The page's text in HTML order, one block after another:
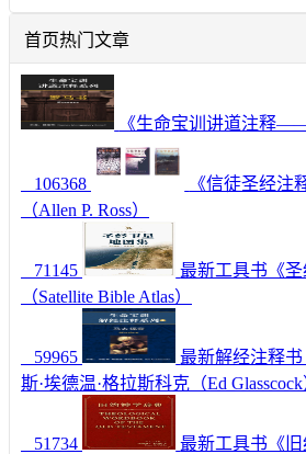
首页热门文章
《生命宝训讲道注释
106368
《信徒圣经
（Allen P. Ross）
71145
最新工具书《圣
（Satellite Bible Atlas）
59965
最新解经注释
斯·埃德温·格拉斯科克（Ed
51734
最新工具书《旧